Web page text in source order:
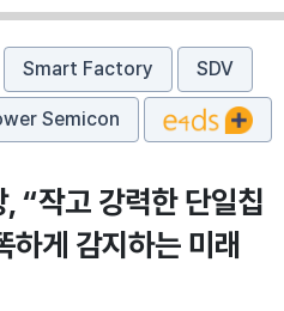
Smart Factory SDV
Semicon
“작고 강력한 단일칩
하게 감지하는 미래